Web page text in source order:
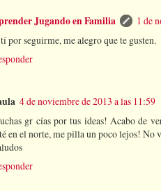
Jugando en Familia
1 de
por seguirme, me alegro que te gusten.
4 de noviembre de 2013 a las 11:59
gr cías por tus ideas! Acabo de
en el norte, me pilla un poco lejos! No